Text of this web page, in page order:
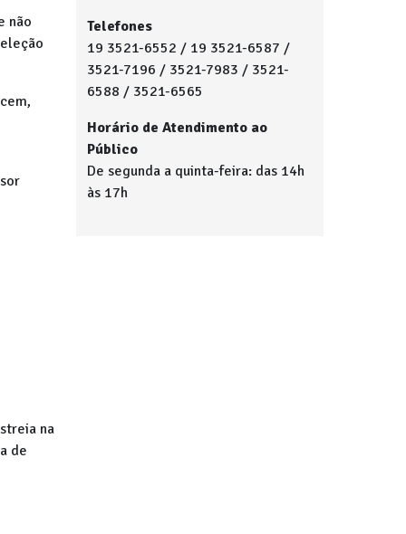
não
na
de
Telefones
19 3521-6552 / 19 3521-6587 /
3521-7196 / 3521-7983 / 3521-
6588 / 3521-6565
Horário de Atendimento ao
Público
De segunda a quinta-feira: das 14h
às 17h